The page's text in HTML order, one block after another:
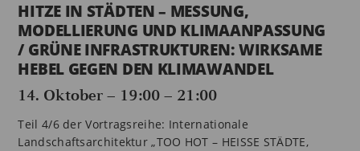
HITZE IN STÄDTEN – MESSUNG,
MODELLIERUNG UND KLIMAANPASSUNG
/ GRÜNE INFRASTRUKTUREN: WIRKSAME
HEBEL GEGEN DEN KLIMAWANDEL
14. Oktober – 19:00– 21:00
Teil 4/6 der Vortragsreihe: Internationale
Landschaftsarchitektur „TOO HOT – HEISSE STÄDTE,